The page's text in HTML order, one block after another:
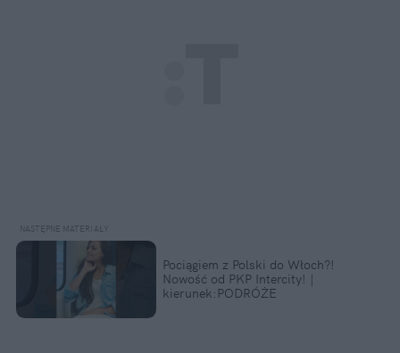
Pociągiem z Polski do Włoch?!
Nowość od PKP Intercity! |
kierunek:PODRÓŻE